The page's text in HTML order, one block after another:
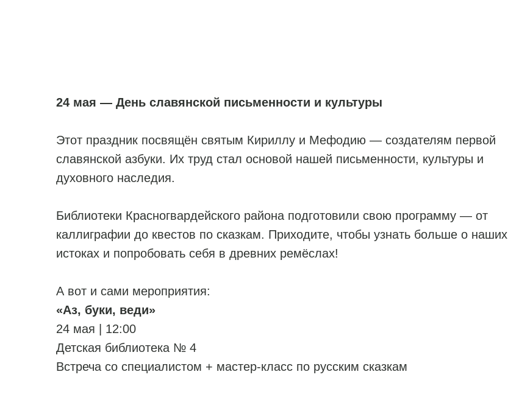
24 мая — День славянской письменности и культуры
Этот праздник посвящён святым Кириллу и Мефодию — создателям первой
славянской азбуки. Их труд стал основой нашей письменности, культуры и
духовного наследия.
Библиотеки Красногвардейского района подготовили свою программу — от
каллиграфии до квестов по сказкам. Приходите, чтобы узнать больше о наших
истоках и попробовать себя в древних ремёслах!
А вот и сами мероприятия:
«Аз, буки, веди»
24 мая | 12:00
Детская библиотека № 4
Встреча со специалистом + мастер-класс по русским сказкам